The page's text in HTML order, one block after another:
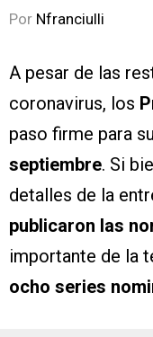
Por Nfranciulli
A pesar de las
coronavirus, los
paso firme para
septiembre. Si
detalles de la
publicaron las
importante de la
ocho series